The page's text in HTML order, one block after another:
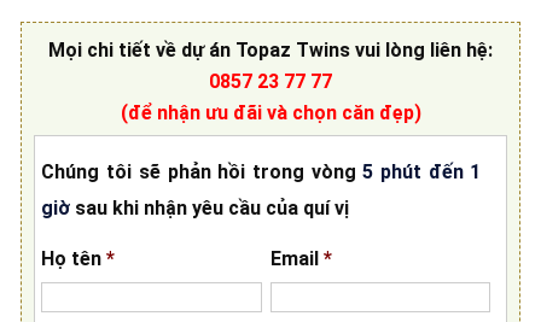
Mọi chi tiết về dự án Topaz Twins vui lòng liên hệ:
0857 23 77 77
(để nhận ưu đãi và chọn căn đẹp)
Chúng tôi sẽ phản hồi trong vòng5 phút đến 1
giờ sau khi nhận yêu cầu của quí vị
Họ tên * Email *